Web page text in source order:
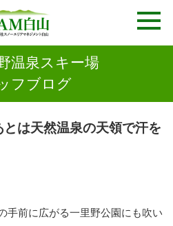
温泉スキー場
フブログ
は天然温泉の天領で汗を
手前に広がる一里野公園にも吹い